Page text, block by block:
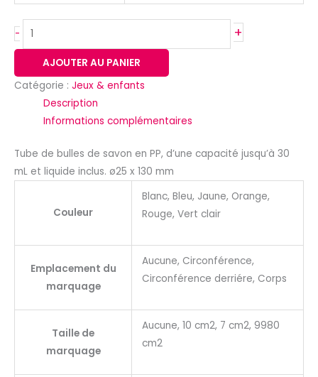
- +
AJOUTER AU PANIER
Catégorie : Jeux & enfants
Description
Informations complémentaires
Tube de bulles de savon en PP, d’une capacité jusqu’à 30
mL et liquide inclus. ø25 x 130 mm
Couleur
Blanc, Bleu, Jaune, Orange,
Rouge, Vert clair
Emplacement du
marquage
Aucune, Circonférence,
Circonférence derriére, Corps
Taille de
marquage
Aucune, 10 cm2, 7 cm2, 9980
cm2